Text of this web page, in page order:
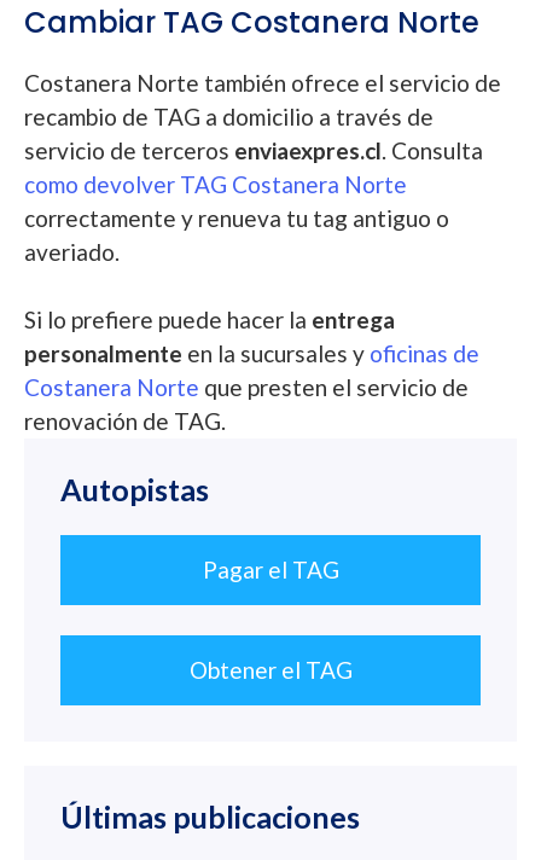
Cambiar TAG Costanera Norte
Costanera Norte también ofrece el servicio de
recambio de TAG a domicilio a través de
servicio de terceros enviaexpres.cl . Consulta
como devolver TAG Costanera Norte
correctamente y renueva tu tag antiguo o
averiado.
Si lo prefiere puede hacer la entrega
personalmente en la sucursales y oficinas de
Costanera Norte que presten el servicio de
renovación de TAG.
Autopistas
Pagar el TAG
Obtener el TAG
Últimas publicaciones